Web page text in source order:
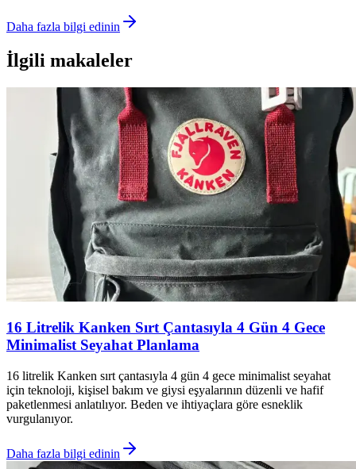
Daha fazla bilgi edinin
İlgili makaleler
16 Litrelik Kanken Sırt Çantasıyla 4 Gün 4 Gece
Minimalist Seyahat Planlama
16 litrelik Kanken sırt çantasıyla 4 gün 4 gece minimalist seyahat
için teknoloji, kişisel bakım ve giysi eşyalarının düzenli ve hafif
paketlenmesi anlatılıyor. Beden ve ihtiyaçlara göre esneklik
vurgulanıyor.
Daha fazla bilgi edinin